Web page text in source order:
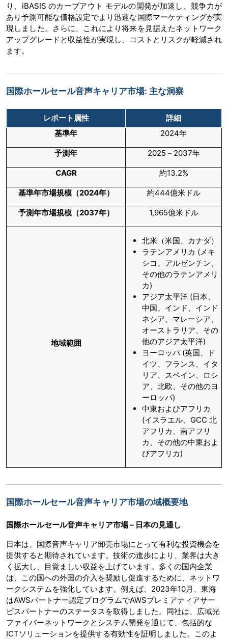
り、iBASIS のカーブアウト モデルの開発が加速し、競争力が
あり予測可能な価格設定でより迅速な国際マーケティングが実
現しました。さらに、これにより将来を見据えたネットワーク
アップグレードと収益性が実現し、コストとリスクが軽減され
ます。
国際ホールセール音声キャリア市場: 主な洞察
レポート属性
詳細
基準年
2024年
予測年 2025－2037年
CAGR 約13.2%
基準年市場規模（2024年） 約444億米ドル
予測年市場規模（2037年） 1,965億米ドル
地域範囲
北米（米国、カナダ）
ラテンアメリカ (メキ
シコ、アルゼンチン、
その他のラテンアメリ
カ)
アジア太平洋 (日本、
中国、インド、インド
ネシア、マレーシア、
オーストラリア、その
他のアジア太平洋)
ヨーロッパ (英国、ド
イツ、フランス、イタ
リア、スペイン、ロシ
ア、北欧、その他のヨ
ーロッパ)
中東およびアフリカ
(イスラエル、GCC 北
アフリカ、南アフリ
カ、その他の中東およ
びアフリカ)
国際ホールセール音声キャリア市場の域概要地
国際ホールセール音声キャリア市場 – 日本の見通し
日本は、国際音声キャリア卸売市場にとって有利な投資機会を
提供すると期待されています。技術の進歩により、業界は大き
く拡大し、目覚ましい収益を上げています。多くの国内企業
は、この国への外国の介入を奨励し促進するために、ネットワ
ークシステムを強化しています。例えば、2023年10月、東海
はAWSパートナー認定プログラムでAWSプレミアティアサー
ビスパートナーのステータスを取得しました。同社は、広域光
ファイバーネットワークとシステム開発を通じて、包括的な
ICTソリューションを提供する有効性を証明しました。このよ